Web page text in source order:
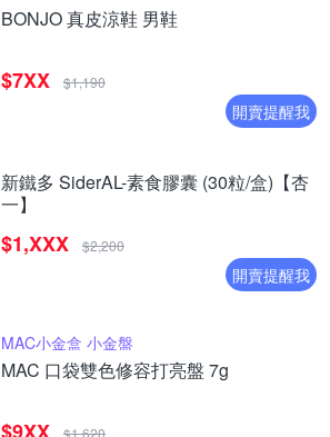
BONJO 真皮涼鞋 男鞋
$7XX $1,190
開賣提醒我
新鐵多 SiderAL-素食膠囊 (30粒/盒)【杏
一】
$1,XXX $2,200
開賣提醒我
MAC小金盒 小金盤
MAC 口袋雙色修容打亮盤 7g